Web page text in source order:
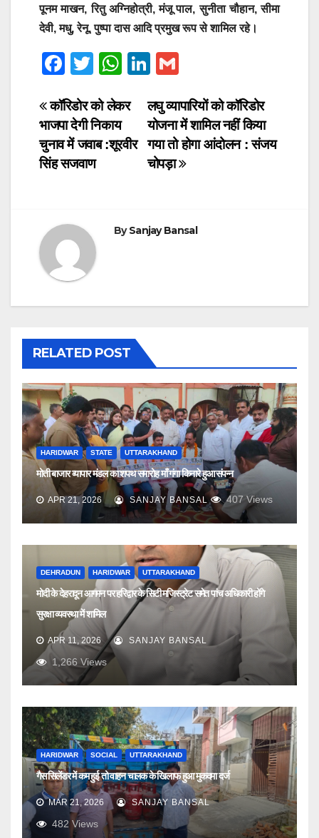
पूनम माखन, रितु अग्निहोत्री, मंजू पाल, सुनीता चौहान, सीमा
देवी, मधु, रेनू, पुष्पा दास आदि प्रमुख रूप से शामिल रहे।
F
c
e
b
o
k
T
tt
er
W
at
s
A
Li
k
e
dI
ail
Post
navigation
लघु व्यापारियों को कॉरिडोर
योजना में शामिल नहीं किया
गया तो होगा आंदोलन : संजय
चोपड़ा
कॉरिडोर को लेकर
भाजपा देगी निकाय
चुनाव में जवाब :शूरवीर
सिंह सजवाण
BySanjay Bansal
RELATED POST
HARIDWAR STATE UTTARAKHAND
मोती बाजार व्यापार मंडल का शपथ समारोह माँ गंगा किनारे हुआ संपन्न
APR 21, 2026 SANJAY BANSAL 407Views
DEHRADUN HARIDWAR UTTARAKHAND
मोदी के देहरादून आगमन पर हरिद्वार के सिटी मजिस्ट्रेट समेत पांच अधिकारी होंगे
सुरक्षा व्यवस्था में शामिल
APR 11, 2026 SANJAY BANSAL
1,266 Views
HARIDWAR SOCIAL UTTARAKHAND
गैस सिलेंडर में कम हुई तो वाहन चालक के खिलाफ हुआ मुकदमा दर्ज
MAR 21, 2026 SANJAY BANSAL
482 Views